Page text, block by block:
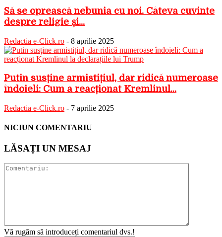
Să se oprească nebunia cu noi. Câteva cuvinte
despre religie și...
Redactia e-Click.ro - 8 aprilie 2025
Putin susține armistițiul, dar ridică numeroase
îndoieli: Cum a reacționat Kremlinul...
Redactia e-Click.ro - 7 aprilie 2025
NICIUN COMENTARIU
LĂSAȚI UN MESAJ
Vă rugăm să introduceți comentariul dvs.!